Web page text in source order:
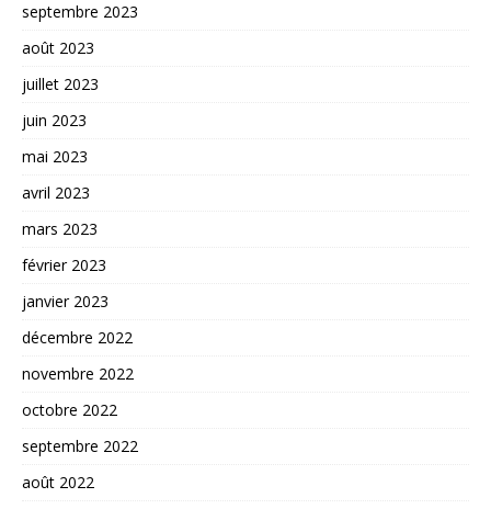
septembre 2023
août 2023
juillet 2023
juin 2023
mai 2023
avril 2023
mars 2023
février 2023
janvier 2023
décembre 2022
novembre 2022
octobre 2022
septembre 2022
août 2022